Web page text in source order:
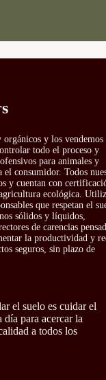
orgánicos y los vendemos
todo el proceso y
para animales y
consumidor. Todos
y cuentan con
ecológica.
que respetan el
sólidos y líquidos,
de carencias
la productividad y
seguros, sin plazo de
el suelo es cuidar el
día para acercar la
a todos los